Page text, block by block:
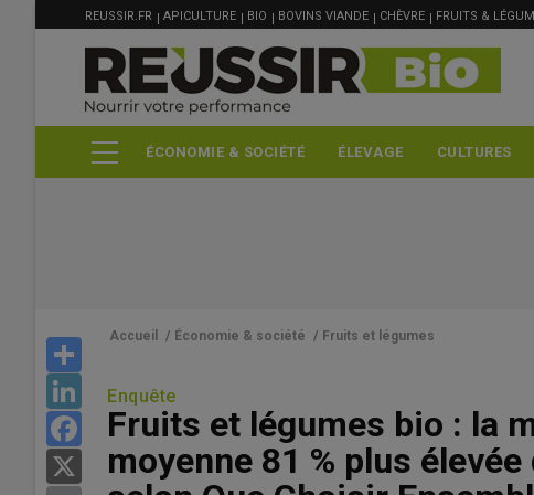
MENU
FILIÈRE
REUSSIR.FR APICULTURE BIO BOVINS VIANDE CHÈVRE FRUITS &
ÉCONOMIE & SOCIÉTÉ ÉLEVAGE CULTURES
LinkedIn
Facebook
Accueil / Économie & société / Fruits et légumes
Enquête
Fruits et légumes bio : la
moyenne 81 % plus